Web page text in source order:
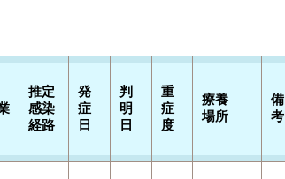
推定
感染
経路
発
症
日
判
明
日
重
症
度
療養
場所
備
考